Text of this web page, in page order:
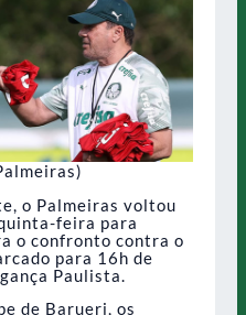
o Palmeiras voltou
feira para
o confronto contra o
para 16h de
Paulista.
de Barueri, os